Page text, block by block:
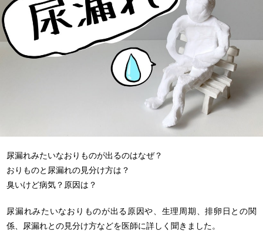
尿漏れみたいなおりものが出るのはなぜ？
おりものと尿漏れの見分け方は？
臭いけど病気？原因は？
尿漏れみたいなおりものが出る原因や、生理周期、排卵日との関
係、尿漏れとの見分け方などを医師に詳しく聞きました。